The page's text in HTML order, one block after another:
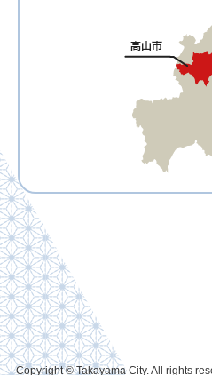
Copyright © Takayama City. All rights